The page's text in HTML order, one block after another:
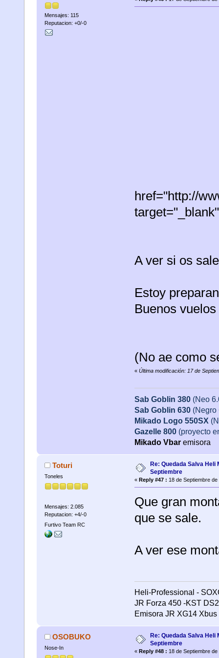
Mensajes: 115
Reputacion: +0/-0
href="http://
A ver si os
Estoy
Buenos vuelos
(No ae como
« Última modificación: 17 de
Sab Goblin 380 (Neo
Sab Goblin 630 (Negro
Mikado Logo 550SX
Gazelle 800 (proyecto
Mikado Vbaremisora
Toturi
Toneles
Mensajes: 2.085
Reputacion: +4/-0
Furtivo Team RC
Re: Quedada Salva Heli
Septiembre
« Reply #47 : 18 de Septiembre
Que gran
que se sale.
A ver ese
Heli-Professional -
JR Forza 450 -KST
Emisora JR XG14 Xbus
OSOBUKO
Nose-In
Re: Quedada Salva Heli
Septiembre
« Reply #48 : 18 de Septiembre